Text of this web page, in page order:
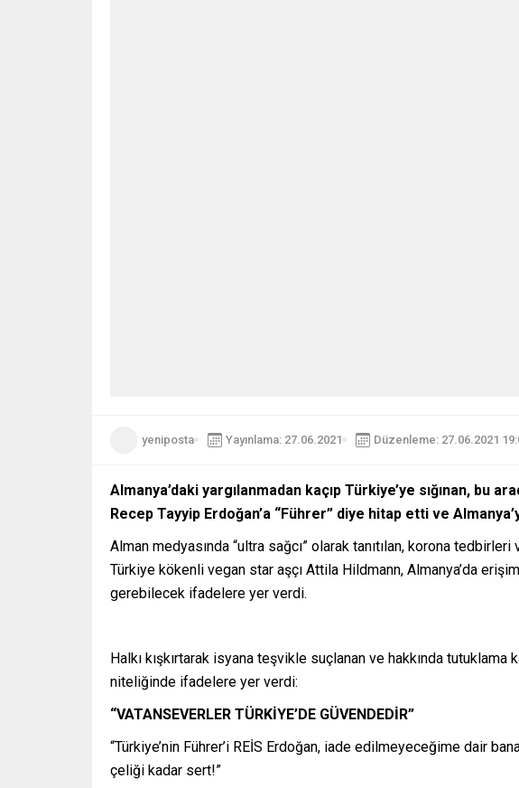
yeniposta Yayınlama: 27.06.2021 Düzenleme: 27.06.2021
Almanya’daki yargılanmadan kaçıp Türkiye’ye sığınan, bu
Recep Tayyip Erdoğan’a “Führer” diye hitap etti ve
Alman medyasında “ultra sağcı” olarak tanıtılan, korona
Türkiye kökenli vegan star aşçı Attila Hildmann, Almanya’da
gerebilecek ifadelere yer verdi.
Halkı kışkırtarak isyana teşvikle suçlanan ve hakkında tutuklama
niteliğinde ifadelere yer verdi:
“VATANSEVERLER TÜRKİYE’DE GÜVENDEDİR”
“Türkiye’nin Führer’i REİS Erdoğan, iade edilmeyeceğime dair
çeliği kadar sert!”